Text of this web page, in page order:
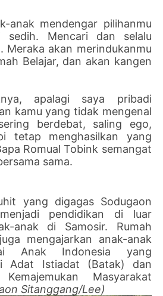
anak mendengar pilihanmu
sedih. Mencari dan selalu
Meraka akan merindukanmu
Belajar, dan akan kangen
apalagi saya pribadi
kamu yang tidak mengenal
berdebat, saling ego,
tetap menghasilkan yang
Romual Tobink semangat
sama.
yang digagas Sodugaon
pendidikan di luar
anak di Samosir. Rumah
mengajarkan anak-anak
Anak Indonesia yang
Adat Istiadat (Batak) dan
Masyarakat
Sitanggang/Lee)